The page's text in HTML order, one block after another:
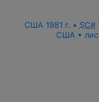
США 1981 г. • SC#
США •